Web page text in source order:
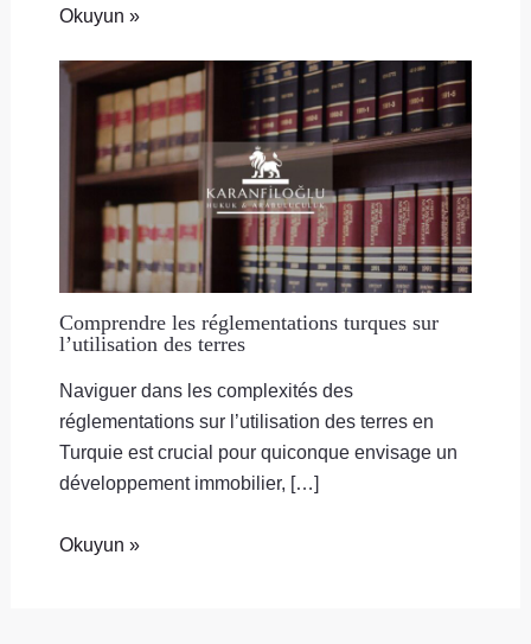
Okuyun »
Comprendre les réglementations turques sur
l’utilisation des terres
Naviguer dans les complexités des
réglementations sur l’utilisation des terres en
Turquie est crucial pour quiconque envisage un
développement immobilier, […]
Okuyun »